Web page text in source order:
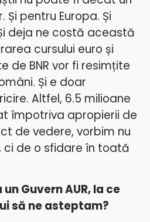
pentru Europa. Și
deja ne costă această
cursului euro și
de BNR vor fi resimțite
Și e doar
Altfel, 6.5 milioane
împotriva apropierii de
de vedere, vorbim nu
de o sfidare în toată
Guvern AUR, la ce
să ne asteptam?